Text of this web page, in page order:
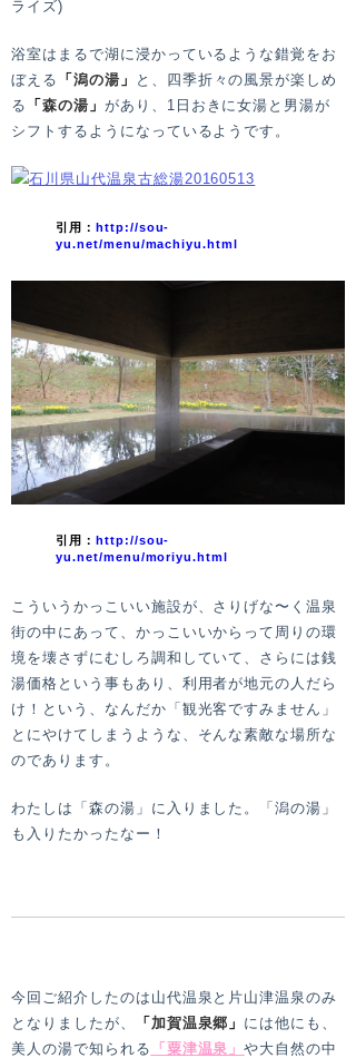
ライズ)
浴室はまるで湖に浸かっているような錯覚をお
ぼえる 「 潟の湯 」
と、四季折々の風景が楽しめ
る 「 森の湯 」 があり、1日おきに女湯と男湯が
シフトするようになっているようです。
引用： http://sou-
yu.net/menu/machiyu.html
引用： http://sou-
yu.net/menu/moriyu.html
こういうかっこいい施設が、さりげな〜く温泉
街の中にあって、かっこいいからって周りの環
境を壊さずにむしろ調和していて、さらには銭
湯価格という事もあり、利用者が地元の人だら
け！という、なんだか「観光客ですみません」
とにやけてしまうような、そんな素敵な場所な
のであります。
わたしは「森の湯」に入りました。「潟の湯」
も入りたかったなー！
今回ご紹介したのは山代温泉と片山津温泉のみ
となりましたが、
「 加賀温泉郷 」 には他にも、
美人の湯で知られる 「粟津温泉」や大自然の中